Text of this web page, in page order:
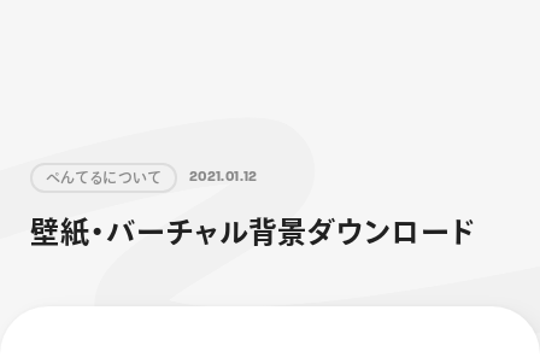
マーカー
シャープペン
メッセージ
ぺんて るに ついて 2021.01 .12
壁紙・ バーチャル背景ダウンロ ー ド